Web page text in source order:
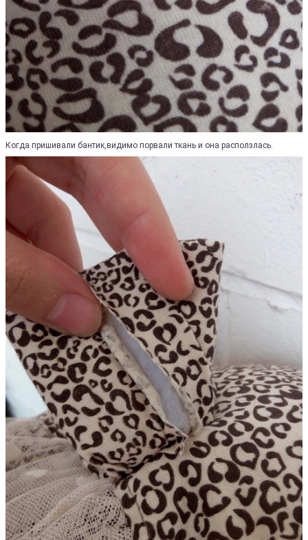
Когда пришивали бантик,видимо порвали ткань и она расползлась.